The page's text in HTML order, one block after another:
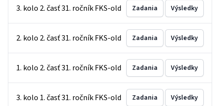
3. kolo 2. časť 31. ročník FKS-old Zadania Výsledky
2. kolo 2. časť 31. ročník FKS-old Zadania Výsledky
1. kolo 2. časť 31. ročník FKS-old Zadania Výsledky
3. kolo 1. časť 31. ročník FKS-old Zadania Výsledky